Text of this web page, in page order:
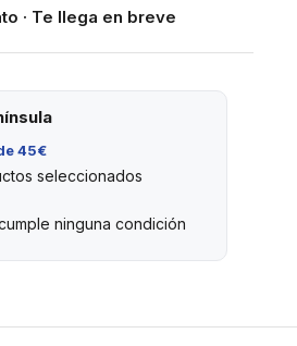
· Te llega en breve
45€
seleccionados
ninguna condición